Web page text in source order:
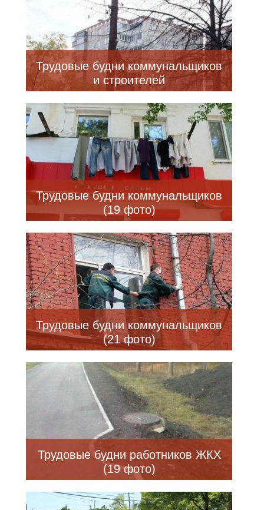
Трудовые будни коммунальщиков
и строителей
Трудовые будни коммунальщиков
(19 фото)
Трудовые будни коммунальщиков
(21 фото)
Трудовые будни работников ЖКХ
(19 фото)